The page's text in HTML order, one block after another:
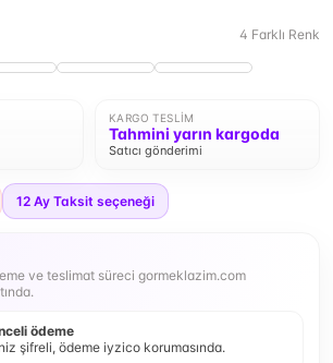
4 Farklı Renk
KARGO TESLIM
Tahmini yarın kargoda
Satıcı gönderimi
12 Ay Taksit seçeneği
ve teslimat süreci gormeklazim.com
ödeme
şifreli, ödeme iyzico korumasında.